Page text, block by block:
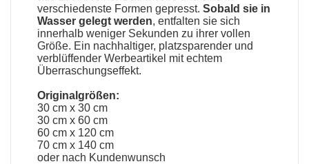
verschiedenste Formen gepresst.Sobald sie in
Wasser gelegt werden, entfalten sie sich
innerhalb weniger Sekunden zu ihrer vollen
Größe. Ein nachhaltiger, platzsparender und
verblüffender Werbeartikel mit echtem
Überraschungseffekt.
Originalgrößen:
30 cm x 30 cm
30 cm x 60 cm
60 cm x 120 cm
70 cm x 140 cm
oder nach Kundenwunsch